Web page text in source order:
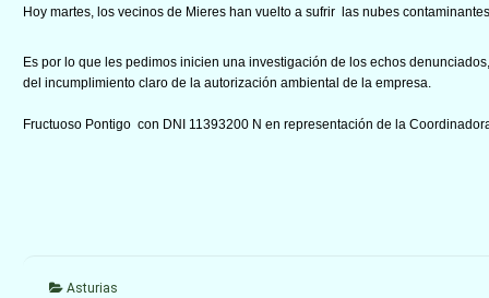
Hoy martes, los vecinos de Mieres han vuelto a sufrir las nubes
Es por lo que les pedimos inicien una investigación de los echos
del incumplimiento claro de la autorización ambiental de la empresa.
Fructuoso Pontigo con DNI 11393200 N en representación de la
Asturias